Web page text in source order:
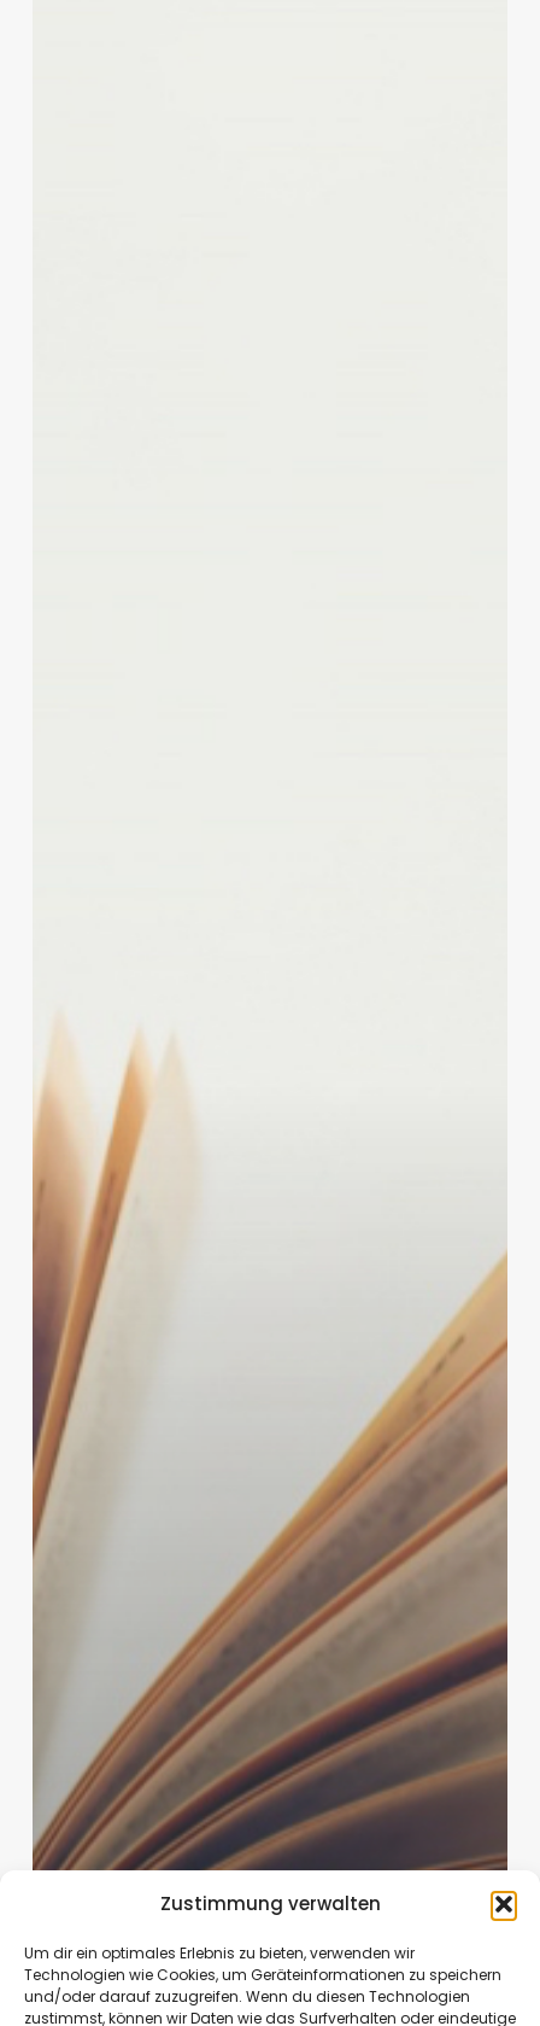
Zustimmung verwalten
Um dir ein optimales Erlebnis zu bieten, verwenden wir
Technologien wie Cookies, um Geräteinformationen zu speichern
und/oder darauf zuzugreifen. Wenn du diesen Technologien
zustimmst, können wir Daten wie das Surfverhalten oder eindeutige